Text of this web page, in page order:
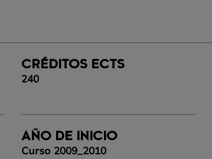
CRÉDITOS ECTS
240
AÑO DE INICIO
Curso 2009_2010